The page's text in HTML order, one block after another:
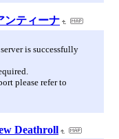
ンティーナ
is successfully
please refer to
Deathroll